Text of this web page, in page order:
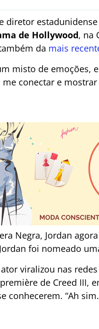
diretor estadunidense
de Hollywood, na
da mais
misto de emoções,
me conectar e
Negra, Jordan
foi nomeado
viralizou nas
de Creed III,
conhecerem. “Ah